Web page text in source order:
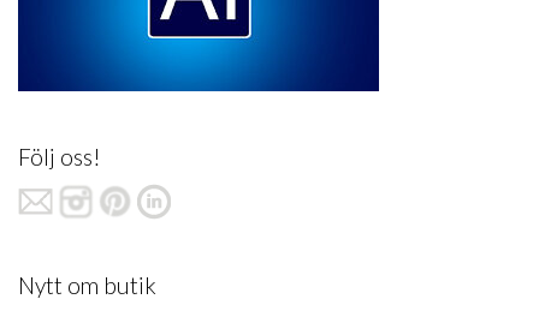
Följ oss!
Nytt om butik